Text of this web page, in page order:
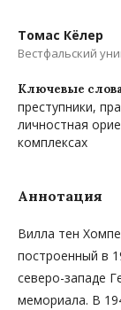
Томас Кёлер
Вестфальский
Ключевые
преступники,
личностная
комплексах
Аннотация
Вилла тен
построенный в
северо-западе
мемориала. В